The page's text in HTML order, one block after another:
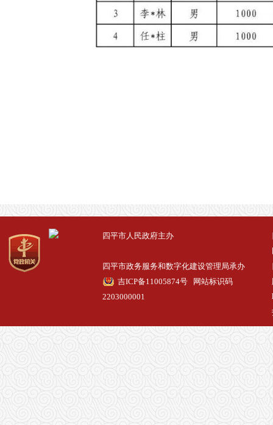
四平市人民政府主办
四平市政务服务和数字化建设管理局承办
吉ICP备11005874号 网站标识码
2203000001